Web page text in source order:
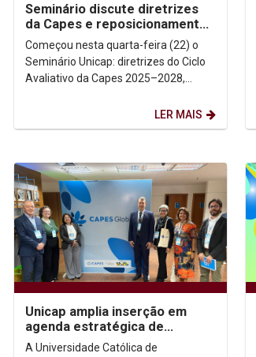
Seminário discute diretrizes
da Capes e reposicionamento
estratégico da pós-graduação
Começou nesta quarta-feira (22) o
Seminário Unicap: diretrizes do Ciclo
Avaliativo da Capes 2025–2028,
LER MAIS
Unicap amplia inserção em
agenda estratégica de
internacionalização
A Universidade Católica de